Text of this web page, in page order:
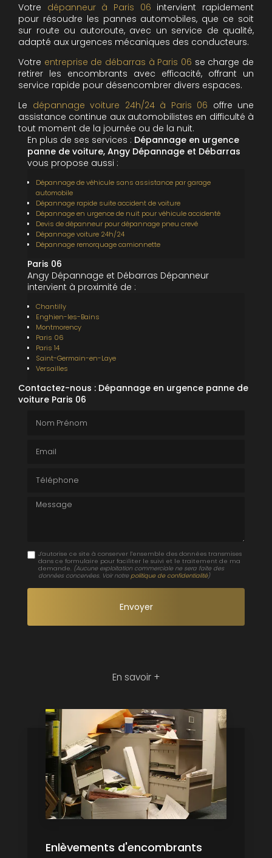
Votre dépanneur à Paris 06 intervient rapidement
pour résoudre les pannes automobiles, que ce soit
sur route ou autoroute, avec un service de qualité,
adapté aux urgences mécaniques des conducteurs.
Votre entreprise de débarras à Paris 06 se charge de
retirer les encombrants avec efficacité, offrant un
service rapide pour désencombrer divers espaces.
Le dépannage voiture 24h/24 à Paris 06 offre une
assistance continue aux automobilistes en difficulté à
tout moment de la journée ou de la nuit.
En plus de ses services : Dépannage en urgence
panne de voiture, Angy Dépannage et Débarras
vous propose aussi :
Dépannage de véhicule sans assistance par garage
automobile
Dépannage rapide suite accident de voiture
Dépannage en urgence de nuit pour véhicule accidenté
Devis de dépanneur pour dépannage pneu crevé
Dépannage voiture 24h/24
Dépannage remorquage camionnette
Paris 06
Angy Dépannage et Débarras Dépanneur
intervient à proximité de :
Chantilly
Enghien-les-Bains
Montmorency
Paris 06
Paris 14
Saint-Germain-en-Laye
Versailles
Contactez-nous : Dépannage en urgence panne de
voiture Paris 06
Message
J'autorise ce site à conserver l'ensemble des données transmises
dans ce formulaire pour faciliter le suivi et le traitement de ma
demande. (Aucune exploitation commerciale ne sera faite des
données concervées. Voir notre politique de confidentialité)
En savoir +
Enlèvements d'encombrants